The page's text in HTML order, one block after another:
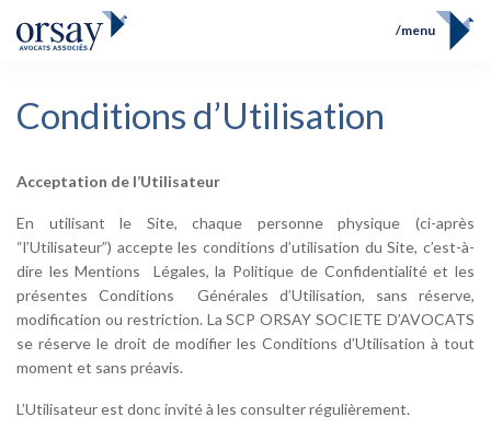
menu
Team
Expertises
Opérations
Contact
Conditions d’Utilisation
Acceptation de l’Utilisateur
En utilisant le Site, chaque personne physique (ci-après
“l’Utilisateur”) accepte les conditions d’utilisation du Site, c’est-à-
dire les Mentions Légales, la Politique de Confidentialité et les
présentes Conditions Générales d’Utilisation, sans réserve,
modification ou restriction. La SCP ORSAY SOCIETE D’AVOCATS
se réserve le droit de modifier les Conditions d’Utilisation à tout
moment et sans préavis.
L’Utilisateur est donc invité à les consulter régulièrement.